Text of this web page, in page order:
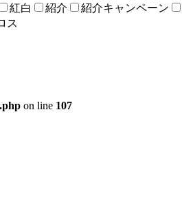
紅白 紹介 紹介キャンペーン
ス
on line 107